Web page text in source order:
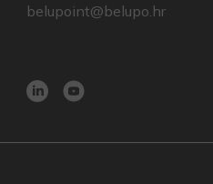
belupoint@belupo.hr